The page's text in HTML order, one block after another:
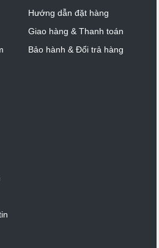
Hướng dẫn đặt hàng
Giao hàng & Thanh toán
Bảo hành & Đổi trả hàng